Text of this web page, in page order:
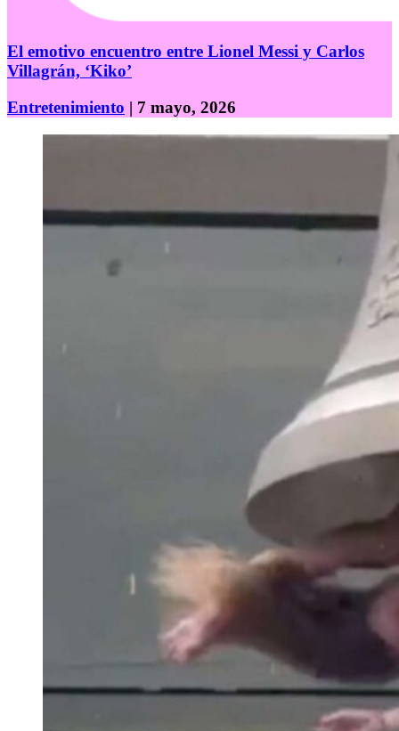
El emotivo encuentro entre Lionel Messi y Carlos
Villagrán, ‘Kiko’
Entretenimiento | 7 mayo, 2026